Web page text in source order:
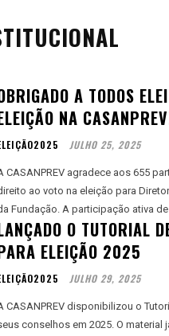
A TODOS
NA
JULHO 25, 2025
CASANPREV agradece aos 655
ao voto na eleição para
da Fundação. A participação
O TUTORIAL
ELEIÇÃO 2025
JULHO 29, 2025
CASANPREV disponibilizou o
conselhos em 2025. O